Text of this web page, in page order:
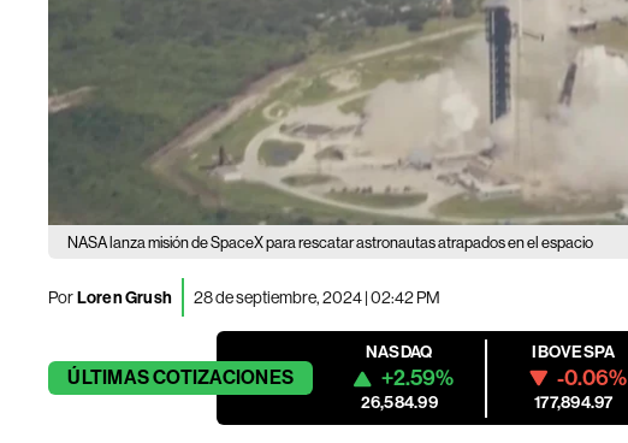
NASA lanza misión de SpaceX para rescatar astronautas atrapados en el espacio
PorLoren Grush 28 de septiembre, 2024 | 02:42 PM
ÚLTIMASCOTIZACIONES
NASDAQ
+2.59%
26,584.99
IBOVESPA
-0.06%
177,894.97